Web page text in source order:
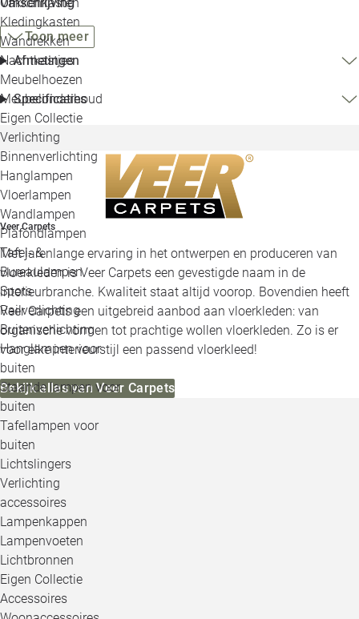
Kledingkasten
Wandrekken
Nachtkastjes
Meubelhoezen
Meubelonderhoud
Eigen Collectie
Verlichting
Binnenverlichting
Hanglampen
Vloerlampen
Wandlampen
Plafondlampen
Tafel- &
Bureaulampen
Spots
Railverlichting
Buitenverlichting
Hanglampen voor
buiten
Staande lampen voor
buiten
Tafellampen voor
buiten
Lichtslingers
Verlichting
accessoires
Lampenkappen
Lampenvoeten
Lichtbronnen
Eigen Collectie
Accessoires
Toon meer
Afmetingen
Specificaties
Veer Carpets
Met jarenlange ervaring in het ontwerpen en produceren van
vloerkleden is Veer Carpets een gevestigde naam in de
interieurbranche. Kwaliteit staat altijd voorop. Bovendien heeft
Veer Carpets een uitgebreid aanbod aan vloerkleden: van
organische vormen tot prachtige wollen vloerkleden. Zo is er
voor elke interieurstijl een passend vloerkleed!
Bekijk alles van Veer Carpets